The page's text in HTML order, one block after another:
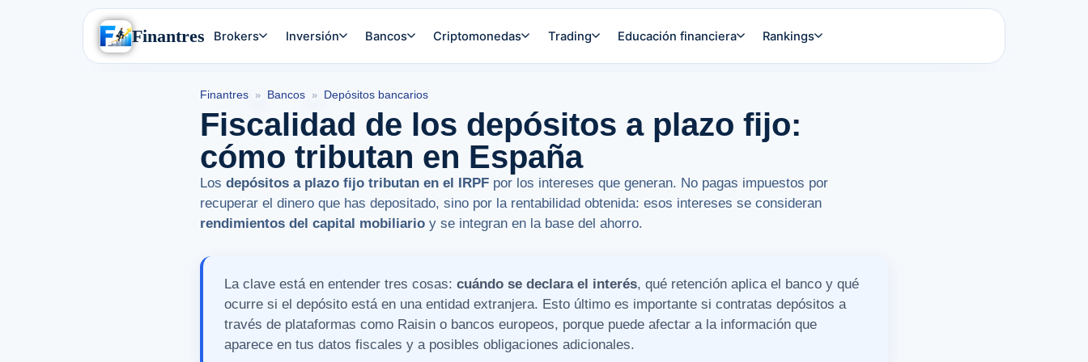
Finantres Brokers Inversión Bancos Criptomonedas Trading Educación financiera Rankings
Finantres » Bancos » Depósitos bancarios
Fiscalidad de los depósitos a plazo fijo:
cómo tributan en España
Los depósitos a plazo fijo tributan en el IRPF por los intereses que generan. No pagas impuestos por
recuperar el dinero que has depositado, sino por la rentabilidad obtenida: esos intereses se consideran
rendimientos del capital mobiliario y se integran en la base del ahorro.
La clave está en entender tres cosas: cuándo se declara el interés, qué retención aplica el banco y qué
ocurre si el depósito está en una entidad extranjera. Esto último es importante si contratas depósitos a
través de plataformas como Raisin o bancos europeos, porque puede afectar a la información que
aparece en tus datos fiscales y a posibles obligaciones adicionales.